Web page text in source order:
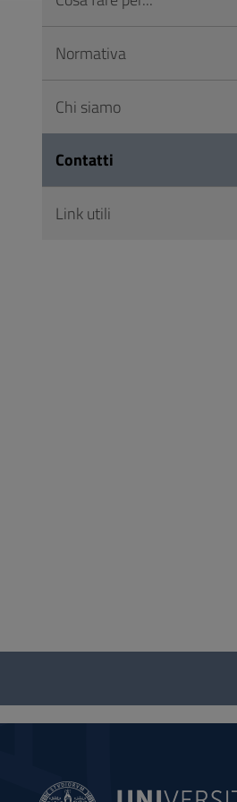
Footer
Normativa
Chi siamo
Contatti
Link utili
Questionnaire
social